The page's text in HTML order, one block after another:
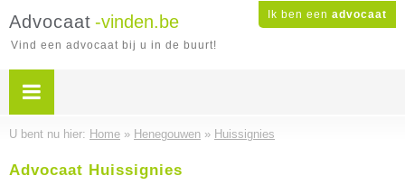
Ik ben een advocaat
Advocaat -vinden.be
Vind een advocaat bij u in de buurt!
U bent nu hier: Home » Henegouwen » Huissignies
Advocaat Huissignies